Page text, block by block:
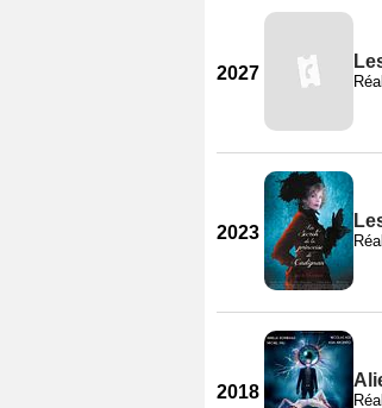
2027
2023
2018